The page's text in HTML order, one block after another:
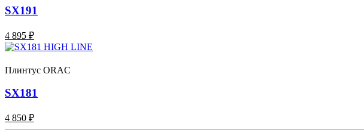
SX191
4 895 ₽
Плинтус ORAC
SX181
4 850 ₽